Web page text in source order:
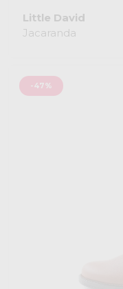
Little David
Jacaranda
-47%